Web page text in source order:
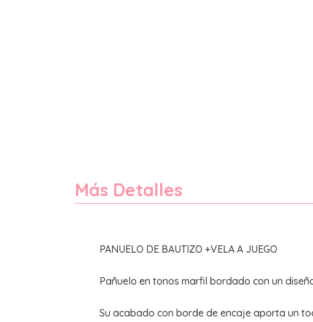
Más Detalles
PANUELO DE BAUTIZO +VELA A JUEGO
Pañuelo en tonos marfil bordado con un
Su acabado con borde de encaje aporta un